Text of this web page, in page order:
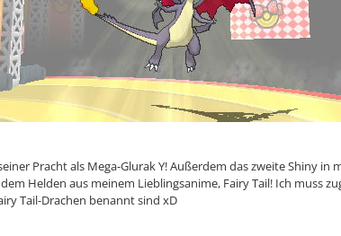
Pracht als Mega-Glurak Y! Außerdem das zweite Shiny in
Helden aus meinem Lieblingsanime, Fairy Tail! Ich muss
Tail-Drachen benannt sind xD